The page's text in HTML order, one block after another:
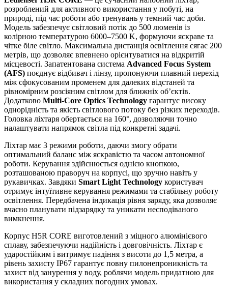
розроблений для активного використання у побуті, на
природі, під час роботи або тренувань у темний час доби.
Модель забезпечує світловий потік до 500 люменів із
колірною температурою 6000–7500 K, формуючи яскраве та
чітке біле світло. Максимальна дистанція освітлення сягає 200
метрів, що дозволяє впевнено орієнтуватися на відкритій
місцевості. Запатентована система Advanced Focus System
(AFS) поєднує відбивач і лінзу, пропонуючи плавний перехід
між сфокусованим променем для далеких відстаней та
рівномірним розсіяним світлом для ближніх об’єктів.
Додатково Multi-Core Optics Technology гарантує високу
однорідність та якість світлового потоку без різких переходів.
Головка ліхтаря обертається на 160°, дозволяючи точно
налаштувати напрямок світла під конкретні задачі.
Ліхтар має 3 режими роботи, даючи змогу обрати
оптимальний баланс між яскравістю та часом автономної
роботи. Керування здійснюється однією кнопкою,
розташованою праворуч на корпусі, що зручно навіть у
рукавичках. Завдяки Smart Light Technology користувач
отримує інтуїтивне керування режимами та стабільну роботу
освітлення. Передбачена індикація рівня заряду, яка дозволяє
вчасно планувати підзарядку та уникати несподіваного
вимкнення.
Корпус H5R CORE виготовлений з міцного алюмінієвого
сплаву, забезпечуючи надійність і довговічність. Ліхтар є
ударостійким і витримує падіння з висоти до 1,5 метра, а
рівень захисту IP67 гарантує повну пилонепроникність та
захист від занурення у воду, роблячи модель придатною для
використання у складних погодних умовах.